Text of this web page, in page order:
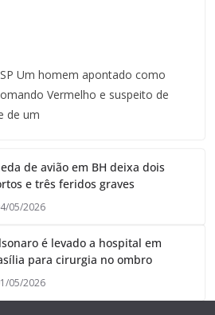
Um homem apontado como
Vermelho e suspeito de
de um
de avião em BH deixa dois
e três feridos graves
05/2026
é levado a hospital em
para cirurgia no ombro
05/2026